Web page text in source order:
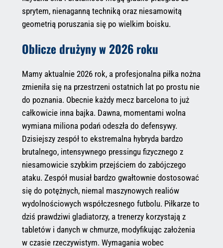
sprytem, nienaganną techniką oraz niesamowitą
geometrią poruszania się po wielkim boisku.
Oblicze drużyny w 2026 roku
Mamy aktualnie 2026 rok, a profesjonalna piłka nożna
zmieniła się na przestrzeni ostatnich lat po prostu nie
do poznania. Obecnie każdy mecz barcelona to już
całkowicie inna bajka. Dawna, momentami wolna
wymiana miliona podań odeszła do defensywy.
Dzisiejszy zespół to ekstremalna hybryda bardzo
brutalnego, intensywnego pressingu fizycznego z
niesamowicie szybkim przejściem do zabójczego
ataku. Zespół musiał bardzo gwałtownie dostosować
się do potężnych, niemal maszynowych realiów
wydolnościowych współczesnego futbolu. Piłkarze to
dziś prawdziwi gladiatorzy, a trenerzy korzystają z
tabletów i danych w chmurze, modyfikując założenia
w czasie rzeczywistym. Wymagania wobec